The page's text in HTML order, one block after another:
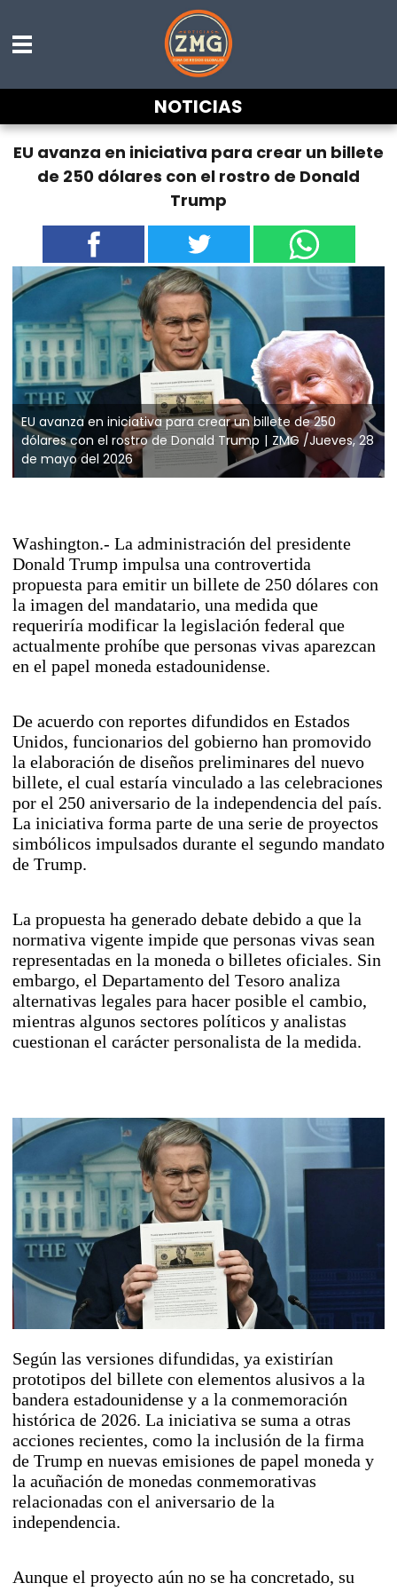
NOTICIAS
EU avanza en iniciativa para crear un billete
de 250 dólares con el rostro de Donald
Trump
EU avanza en iniciativa para crear un billete de 250
dólares con el rostro de Donald Trump
ZMG /Jueves, 28
de mayo del 2026
Washington.- La administración del presidente
Donald Trump impulsa una controvertida
propuesta para emitir un billete de 250 dólares con
la imagen del mandatario, una medida que
requeriría modificar la legislación federal que
actualmente prohíbe que personas vivas aparezcan
en el papel moneda estadounidense.
De acuerdo con reportes difundidos en Estados
Unidos, funcionarios del gobierno han promovido
la elaboración de diseños preliminares del nuevo
billete, el cual estaría vinculado a las celebraciones
por el 250 aniversario de la independencia del país.
La iniciativa forma parte de una serie de proyectos
simbólicos impulsados durante el segundo mandato
de Trump.
La propuesta ha generado debate debido a que la
normativa vigente impide que personas vivas sean
representadas en la moneda o billetes oficiales. Sin
embargo, el Departamento del Tesoro analiza
alternativas legales para hacer posible el cambio,
mientras algunos sectores políticos y analistas
cuestionan el carácter personalista de la medida.
Según las versiones difundidas, ya existirían
prototipos del billete con elementos alusivos a la
bandera estadounidense y a la conmemoración
histórica de 2026. La iniciativa se suma a otras
acciones recientes, como la inclusión de la firma
de Trump en nuevas emisiones de papel moneda y
la acuñación de monedas conmemorativas
relacionadas con el aniversario de la
independencia.
Aunque el proyecto aún no se ha concretado, su